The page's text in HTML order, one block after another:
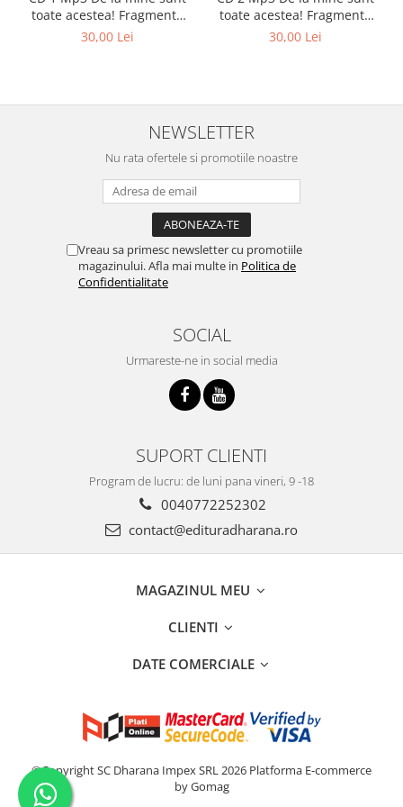
toate acestea! Fragmente
din cărțile lui Marius Ghidel
30,00 Lei
toate acestea! Fragmente
din cărțile lui Marius Ghidel
30,00 Lei
NEWSLETTER
Nu rata ofertele si promotiile noastre
Vreau sa primesc newsletter cu promotiile
magazinului. Afla mai multe in Politica de
Confidentialitate
SOCIAL
Urmareste-ne in social media
SUPORT CLIENTI
Program de lucru: de luni pana vineri, 9 -18
0040772252302
contact@edituradharana.ro
MAGAZINUL MEU
CLIENTI
DATE COMERCIALE
©Copyright SC Dharana Impex SRL 2026 Platforma E-commerce
by Gomag